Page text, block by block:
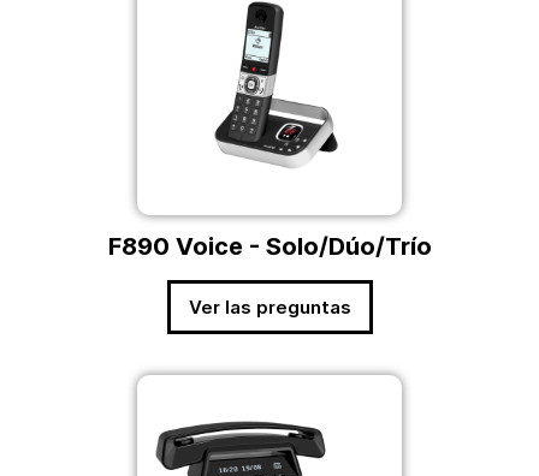
F890 Voice - Solo/Dúo/Trío
Ver las preguntas